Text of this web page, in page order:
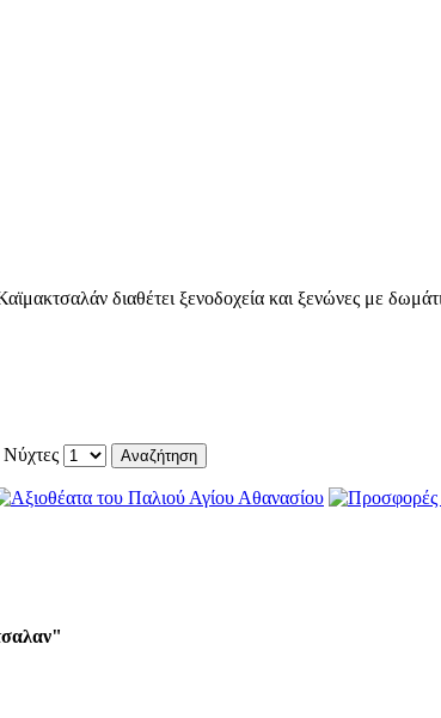
διαθέτει ξενοδοχεία και ξενώνες με
Νύχτες
"